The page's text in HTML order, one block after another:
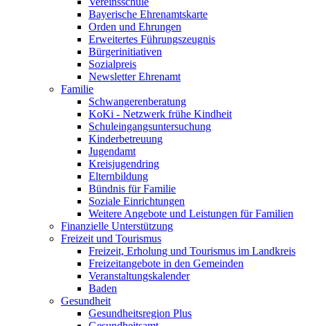
Bayerische Ehrenamtskarte
Orden und Ehrungen
Erweitertes Führungszeugnis
Bürgerinitiativen
Sozialpreis
Newsletter Ehrenamt
Familie
Schwangerenberatung
KoKi - Netzwerk frühe Kindheit
Schuleingangsuntersuchung
Kinderbetreuung
Jugendamt
Kreisjugendring
Elternbildung
Bündnis für Familie
Soziale Einrichtungen
Weitere Angebote und Leistungen für Familien
Finanzielle Unterstützung
Freizeit und Tourismus
Freizeit, Erholung und Tourismus im Landkreis
Freizeitangebote in den Gemeinden
Veranstaltungskalender
Baden
Gesundheit
Gesundheitsregion Plus